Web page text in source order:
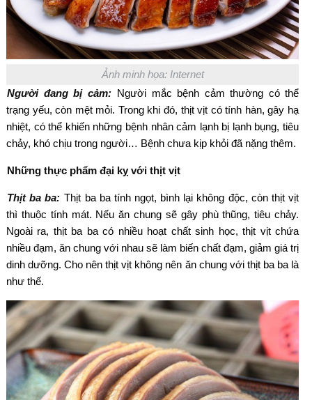
Ảnh minh họa: Internet
Người đang bị cảm: Người mắc bệnh cảm thường có thể
trạng yếu, còn mệt mỏi. Trong khi đó, thịt vịt có tính hàn, gây hạ
nhiệt, có thể khiến những bệnh nhân cảm lạnh bị lạnh bụng, tiêu
chảy, khó chịu trong người… Bệnh chưa kịp khỏi đã nặng thêm.
Những thực phẩm đại kỵ với thịt vịt
Thịt ba ba: Thịt ba ba tính ngọt, bình lại không độc, còn thịt vịt
thì thuộc tính mát. Nếu ăn chung sẽ gây phù thũng, tiêu chảy.
Ngoài ra, thịt ba ba có nhiều hoạt chất sinh học, thịt vịt chứa
nhiều đạm, ăn chung với nhau sẽ làm biến chất đạm, giảm giá trị
dinh dưỡng. Cho nên thịt vịt không nên ăn chung với thịt ba ba là
như thế.